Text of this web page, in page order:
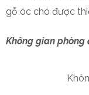
gỗ óc chó được
Không gian